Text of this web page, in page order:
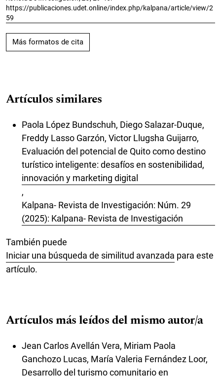
https://publicaciones.udet.online/index.php/kalpana/article/view/2
59
Más formatos de cita
Artículos similares
Paola López Bundschuh, Diego Salazar-Duque,
Freddy Lasso Garzón, Victor Llugsha Guijarro,
Evaluación del potencial de Quito como destino
turístico inteligente: desafíos en sostenibilidad,
innovación y marketing digital
,
Kalpana- Revista de Investigación: Núm. 29
(2025): Kalpana- Revista de Investigación
También puede
Iniciar una búsqueda de similitud avanzada para este
artículo.
Artículos más leídos del mismo autor/a
Jean Carlos Avellán Vera, Miriam Paola
Ganchozo Lucas, María Valeria Fernández Loor,
Desarrollo del turismo comunitario en